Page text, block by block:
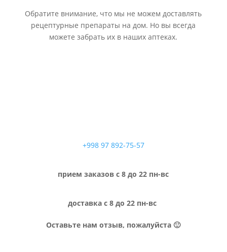
Обратите внимание, что мы не можем доставлять
рецептурные препараты на дом. Но вы всегда
можете забрать их в наших аптеках.
+998 97 892-75-57
прием заказов с 8 до 22 пн-вс
доставка с 8 до 22 пн-вс
Оставьте нам отзыв, пожалуйста 🙂